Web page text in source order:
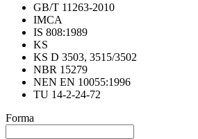
GB/T 11263-2010
IMCA
IS 808:1989
KS
KS D 3503, 3515/3502
NBR 15279
NEN EN 10055:1996
TU 14-2-24-72
Forma